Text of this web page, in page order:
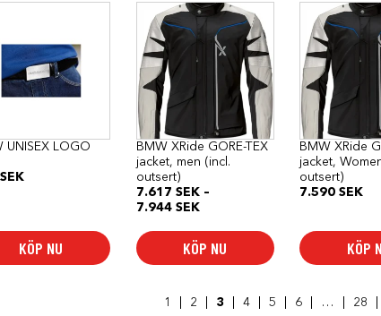
UNISEX LOGO
SEK
KÖP NU
BMW XRide GORE-TEX
jacket, men (incl.
outsert)
7.617 SEK –
7.944 SEKPrisintervall:
7.944 SEK
KÖP NU
Den
här
produkten
har
flera
varianter.
De
olika
alternativen
kan
väljas
på
produktsidan
BMW XRide
jacket,
outsert)
7.590SEK
KÖP
Den
här
produkten
har
flera
varianter.
De
olika
alternativen
kan
väljas
på
produktsidan
1 2 3 4 5 6 … 28